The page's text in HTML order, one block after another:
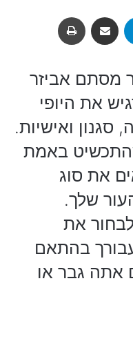
Telegram שיתוף באמצעות מייל
מסתם אביזר
את היופי
סגנון ואישיות.
באמת
את סוג
שלך.
את
בהתאם
אתה גבר או